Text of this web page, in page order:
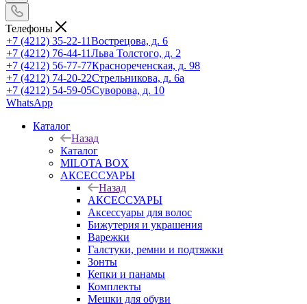
Телефоны
+7 (4212) 35-22-11Вострецова, д. 6
+7 (4212) 76-44-11Льва Толстого, д. 2
+7 (4212) 56-77-77Краснореченская, д. 98
+7 (4212) 74-20-22Стрельникова, д. 6а
+7 (4212) 54-59-05Суворова, д. 10
WhatsApp
Каталог
Назад
Каталог
MILOTA BOX
АКСЕССУАРЫ
Назад
АКСЕССУАРЫ
Аксессуары для волос
Бижутерия и украшения
Варежки
Галстуки, ремни и подтяжки
Зонты
Кепки и панамы
Комплекты
Мешки для обуви